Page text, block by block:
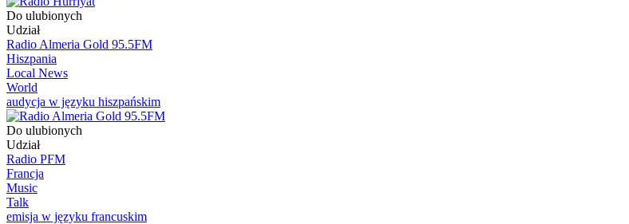
Do ulubionych
Udział
Radio Almeria Gold 95.5FM
Hiszpania
Local News
World
audycja w języku hiszpańskim
Do ulubionych
Udział
Radio PFM
Francja
Music
Talk
emisja w języku francuskim